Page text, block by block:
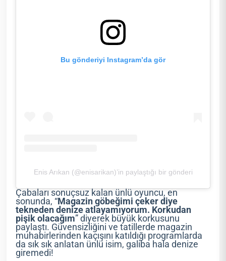
Bu gönderiyi Instagram’da gör
Enis Arıkan (@enisarikan)’in paylaştığı bir gönderi
Çabaları sonuçsuz kalan ünlü oyuncu, en
sonunda, “Magazin göbeğimi çeker diye
tekneden denize atlayamıyorum. Korkudan
pişik olacağım” diyerek büyük korkusunu
paylaştı. Güvensizliğini ve tatillerde magazin
muhabirlerinden kaçışını katıldığı programlarda
da sık sık anlatan ünlü isim, galiba hala denize
giremedi!